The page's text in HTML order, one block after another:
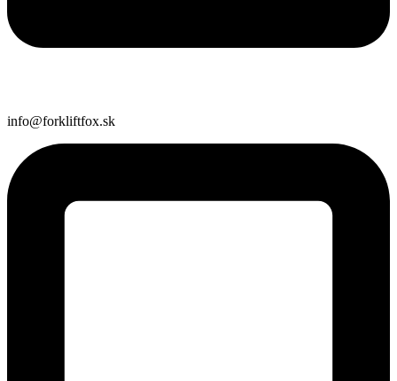
info@forkliftfox.sk